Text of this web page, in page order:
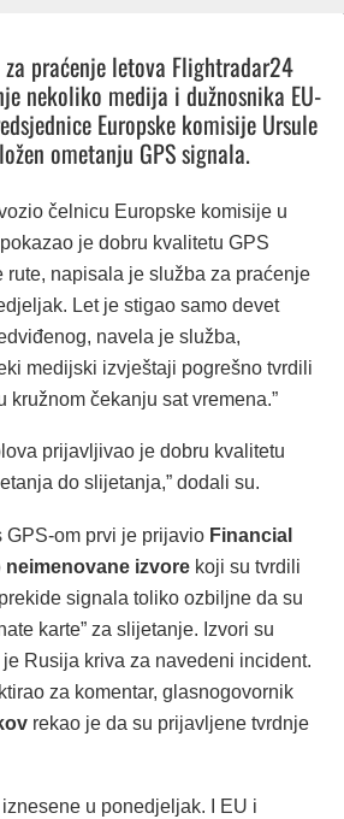
praćenje letova Flightradar24
nekoliko medija i dužnosnika EU-
Europske komisije Ursule
ometanju GPS signala.
čelnicu Europske komisije u
je dobru kvalitetu GPS
napisala je služba za praćenje
Let je stigao samo devet
navela je služba,
medijski izvještaji pogrešno tvrdili
kružnom čekanju sat vremena.”
prijavljivao je dobru kvalitetu
do slijetanja,” dodali su.
GPS-om prvi je prijavio Financial
neimenovane izvore koji su tvrdili
signala toliko ozbiljne da su
karte” za slijetanje. Izvori su
Rusija kriva za navedeni incident.
za komentar, glasnogovornik
rekao je da su prijavljene tvrdnje
u ponedjeljak. I EU i